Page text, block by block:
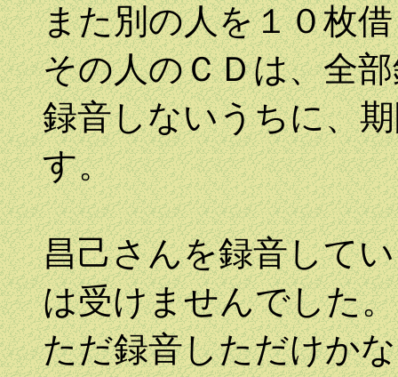
また別の人を１０枚
その人のＣＤは、全
録音しないうちに、
す。
昌己さんを録音して
は受けませんでした。
ただ録音しただけか